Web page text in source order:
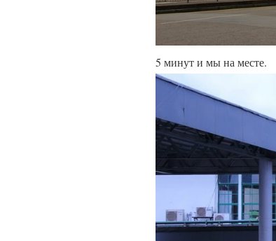
5 минут и мы на месте.